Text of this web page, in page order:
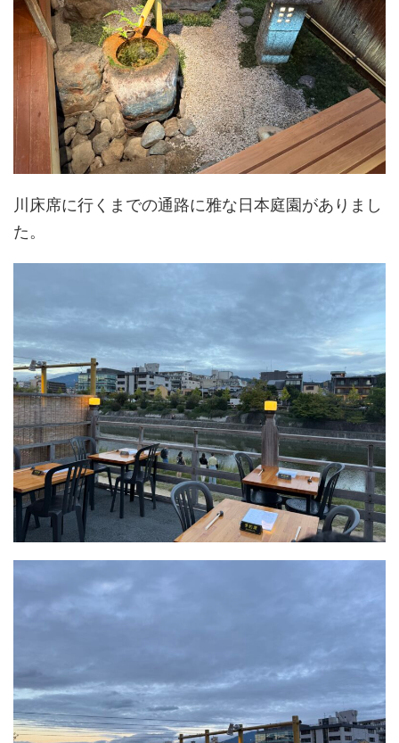
川床席に行くまでの通路に雅な日本庭園がありまし
た。